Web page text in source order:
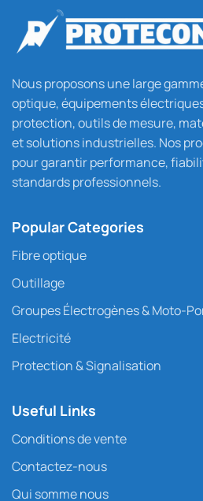
Nous proposons une large
optique, équipements
protection, outils de mesure,
et solutions industrielles. Nos
pour garantir performance,
standards professionnels.
Popular Categories
Fibre optique
Outillage
Groupes Électrogènes & Moto-
Electricité
Protection & Signalisation
Useful Links
Conditions de vente
Contactez-nous
Qui somme nous